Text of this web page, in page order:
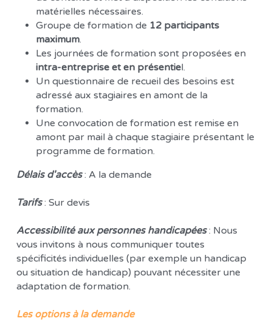
matérielles nécessaires.
Groupe de formation de 12 participants
maximum.
Les journées de formation sont proposées en
intra-entreprise et en présentiel.
Un questionnaire de recueil des besoins est
adressé aux stagiaires en amont de la
formation.
Une convocation de formation est remise en
amont par mail à chaque stagiaire présentant le
programme de formation.
Délais d'accès : A la demande
Tarifs : Sur devis
Accessibilité aux personnes handicapées : Nous
vous invitons à nous communiquer toutes
spécificités individuelles (par exemple un handicap
ou situation de handicap) pouvant nécessiter une
adaptation de formation.
Les options à la demande